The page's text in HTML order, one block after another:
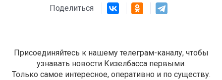
Поделиться
Присоединяйтесь к нашему телеграм-каналу, чтобы
узнавать новости Кизелбасса первыми.
Только самое интересное, оперативно и по существу.